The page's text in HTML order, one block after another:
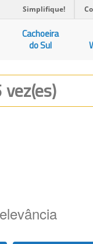
Simplifique!
Cachoeira
do Sul